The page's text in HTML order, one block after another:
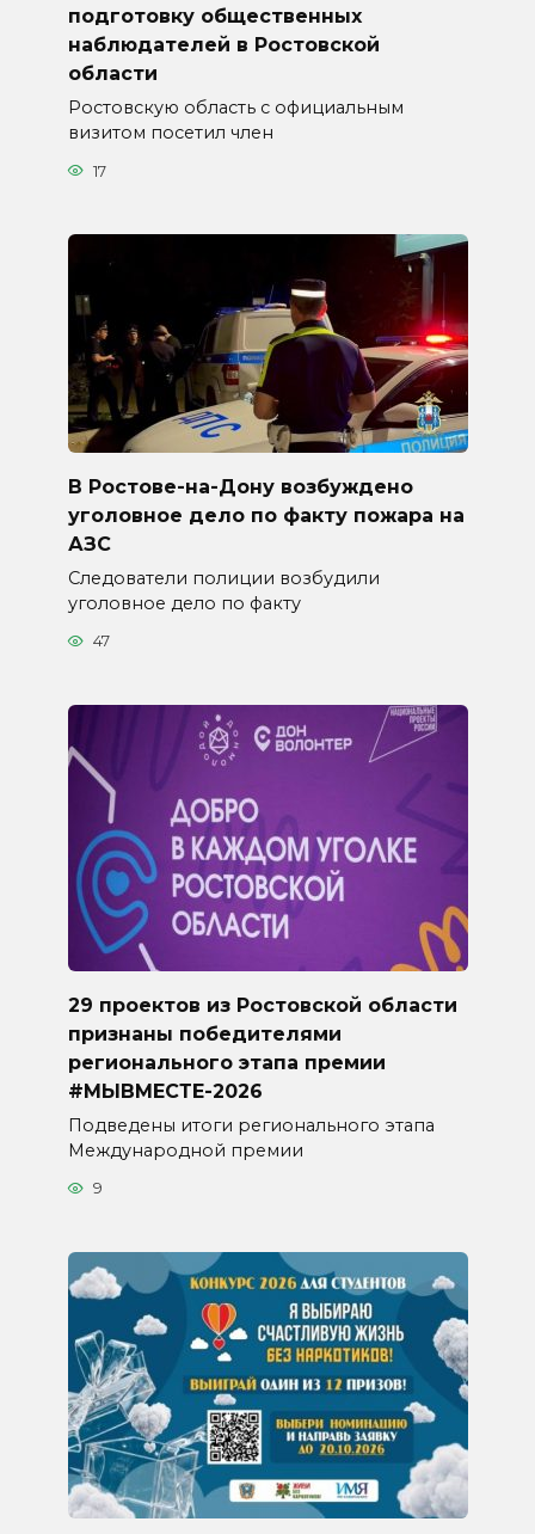
подготовку общественных
наблюдателей в Ростовской
области
Ростовскую область с официальным
визитом посетил член
17
В Ростове-на-Дону возбуждено
уголовное дело по факту пожара на
АЗС
Следователи полиции возбудили
уголовное дело по факту
47
29 проектов из Ростовской области
признаны победителями
регионального этапа премии
#МЫВМЕСТЕ-2026
Подведены итоги регионального этапа
Международной премии
9